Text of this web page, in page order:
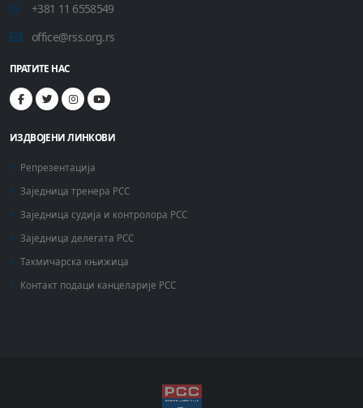
+381 11 6558549
office@rss.org.rs
ПРАТИТЕ НАС
ИЗДВОЈЕНИ ЛИНКОВИ
Репрезентација
Заједница тренера РСС
Заједница судија и контролора РСС
Заједница делегата РСС
Такмичарска књижица
Контакт подаци канцеларије РСС